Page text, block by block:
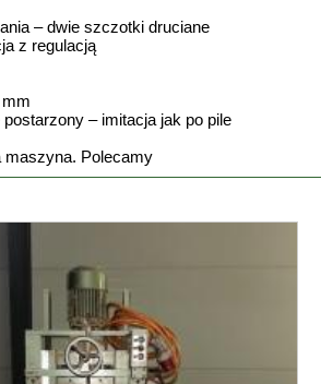
– dwie szczotki druciane
z regulacją
mm
postarzony – imitacja jak po pile
maszyna. Polecamy